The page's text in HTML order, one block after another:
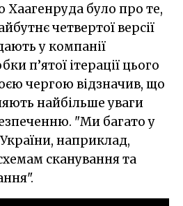
було про те,
четвертої версії
у компанії
п’ятої ітерації цього
чергою відзначив, що
найбільше уваги
"Ми багато у
наприклад,
сканування та